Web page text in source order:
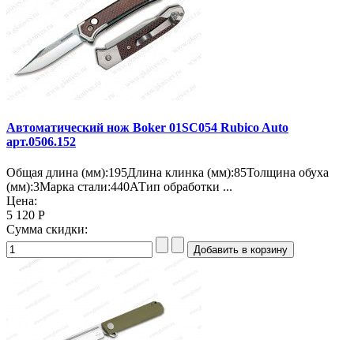
Автоматический нож Boker 01SC054 Rubico Auto
арт.0506.152
Общая длина (мм):195Длина клинка (мм):85Толщина обуха
(мм):3Марка стали:440АТип обработки ...
Цена:
5 120 Р
Сумма скидки: